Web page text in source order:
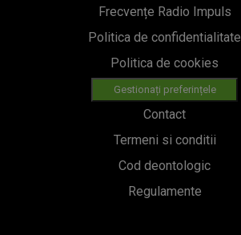
Frecvențe Radio Impuls
Politica de confidentialitate
Politica de cookies
Gestionați preferințele
Contact
Termeni si conditii
Cod deontologic
Regulamente